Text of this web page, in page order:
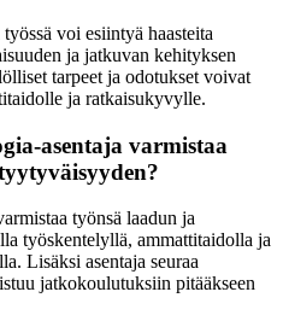
voi esiintyä haasteita
ja jatkuvan kehityksen
tarpeet ja odotukset voivat
ja ratkaisukyvylle.
asentaja varmistaa
työnsä laadun ja
työskentelyllä, ammattitaidolla ja
Lisäksi asentaja seuraa
jatkokoulutuksiin pitääkseen